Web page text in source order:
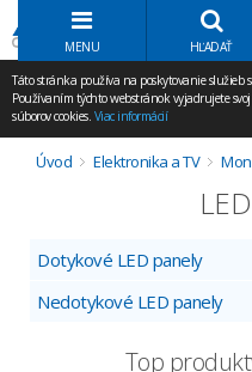
MENU HĽADAŤ
Táto stránka používa na poskytovanie služieb
Používaním týchto webstránok vyjadrujete
súborov cookies. Viac informácií
Úvod Elektronika a TV
Dotykové LED panely
Nedotykové LED panely
Top